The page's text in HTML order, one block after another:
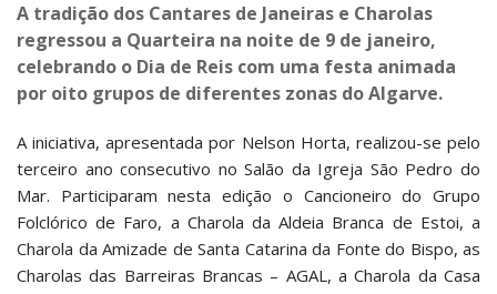
A tradição dos Cantares de Janeiras e Charolas
regressou a Quarteira na noite de 9 de janeiro,
celebrando o Dia de Reis com uma festa animada
por oito grupos de diferentes zonas do Algarve.
A iniciativa, apresentada por Nelson Horta, realizou-se pelo
terceiro ano consecutivo no Salão da Igreja São Pedro do
Mar. Participaram nesta edição o Cancioneiro do Grupo
Folclórico de Faro, a Charola da Aldeia Branca de Estoi, a
Charola da Amizade de Santa Catarina da Fonte do Bispo, as
Charolas das Barreiras Brancas – AGAL, a Charola da Casa